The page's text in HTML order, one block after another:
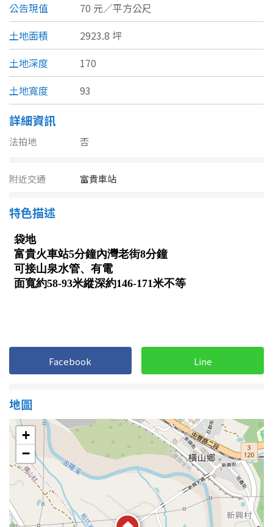
新竹市
新竹縣
苗栗縣
台中市
雲林縣
台南市
高雄市
屏東縣
台東縣
金門連江
不拘 公寓 電梯大樓
別墅 透天厝
農舍 辦公
坪數
60~70 坪 70~80 坪
80坪以上
樓層
1樓 2樓
3樓 4樓
5~10樓 11~20樓
21樓以上
公告現值
70 元／平方公尺
土地面積
2923.8 坪
土地深度
170
土地寬度
93
詳細資訊
法拍地 否
附近交通 富貴車站
特色描述
Facebook Line
地圖
+
−